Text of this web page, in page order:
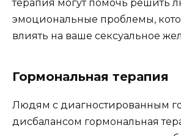
терапия могут помочь решить
эмоциональные проблемы,
влиять на ваше сексуальное
Гормональная терапия
Людям с диагностированным
дисбалансом гормональная